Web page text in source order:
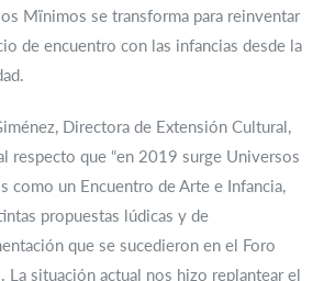
Mïnimos se transforma para reinventar
de encuentro con las infancias desde la
Directora de Extensión Cultural,
respecto que “en 2019 surge Universos
como un Encuentro de Arte e Infancia,
propuestas lúdicas y de
que se sucedieron en el Foro
La situación actual nos hizo replantear el